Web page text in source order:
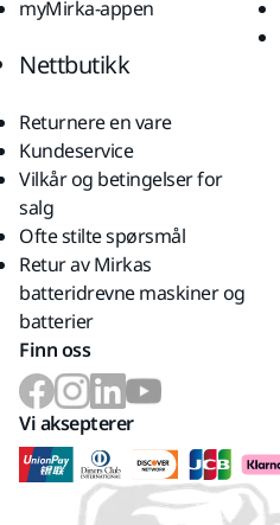
myMirka-appen
Nettbutikk
Returnere en vare
Kundeservice
Vilkår og betingelser for
salg
Ofte stilte spørsmål
Retur av Mirkas
batteridrevne maskiner og
batterier
Finn oss
Vi aksepterer